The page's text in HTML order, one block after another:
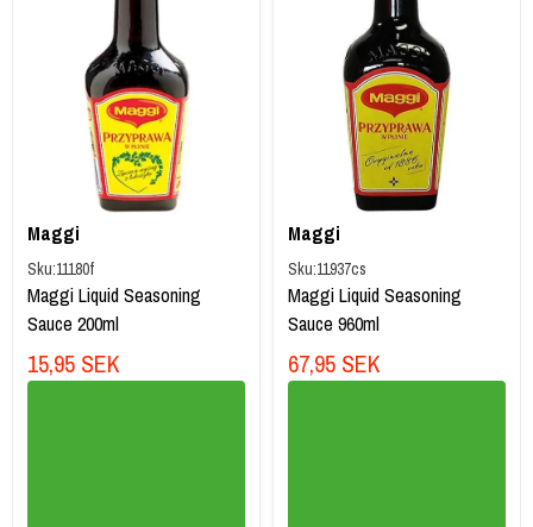
Maggi
Sku:11180f
Maggi Liquid Seasoning
Sauce 200ml
15,95 SEK
Maggi
Sku:11937cs
Maggi Liquid Seasoning
Sauce 960ml
67,95 SEK